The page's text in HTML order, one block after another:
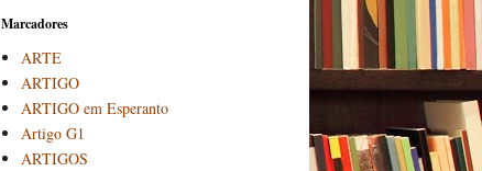
Marcadores
ARTE
ARTIGO
ARTIGO em Esperanto
Artigo G1
ARTIGOS